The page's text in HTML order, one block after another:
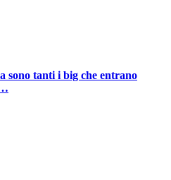
sono tanti i big che entrano